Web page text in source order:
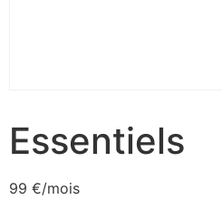
Essentiels
99 €/mois